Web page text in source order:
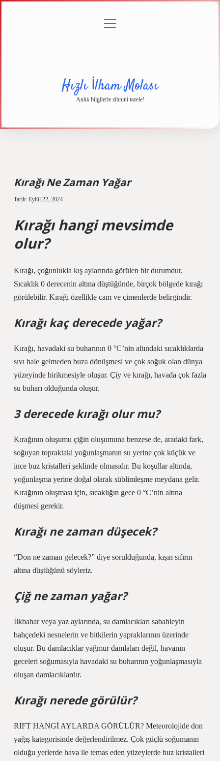
menüyü
Hızlı İlham Molası
Anlık bilgilerle zihnini tazele!
Kırağı Ne Zaman Yağar
Tarih: Eylül 22, 2024
Kırağı hangi mevsimde
olur?
Kırağı, çoğunlukla kış aylarında görülen bir durumdur.
Sıcaklık 0 derecenin altına düştüğünde, birçok bölgede kırağı
görülebilir. Kırağı özellikle cam ve çimenlerde belirgindir.
Kırağı kaç derecede yağar?
Kırağı, havadaki su buharının 0 °C’nin altındaki sıcaklıklarda
sıvı hale gelmeden buza dönüşmesi ve çok soğuk olan dünya
yüzeyinde birikmesiyle oluşur. Çiy ve kırağı, havada çok fazla
su buharı olduğunda oluşur.
3 derecede kırağı olur mu?
Kırağının oluşumu çiğin oluşumuna benzese de, aradaki fark,
soğuyan topraktaki yoğunlaşmanın su yerine çok küçük ve
ince buz kristalleri şeklinde olmasıdır. Bu koşullar altında,
yoğunlaşma yerine doğal olarak süblimleşme meydana gelir.
Kırağının oluşması için, sıcaklığın gece 0 °C’nin altına
düşmesi gerekir.
Kırağı ne zaman düşecek?
“Don ne zaman gelecek?” diye sorulduğunda, kışın sıfırın
altına düştüğünü söyleriz.
Çiğ ne zaman yağar?
İlkbahar veya yaz aylarında, su damlacıkları sabahleyin
bahçedeki nesnelerin ve bitkilerin yapraklarının üzerinde
oluşur. Bu damlacıklar yağmur damlaları değil, havanın
geceleri soğumasıyla havadaki su buharının yoğunlaşmasıyla
oluşan damlacıklardır.
Kırağı nerede görülür?
RIFT HANGİ AYLARDA GÖRÜLÜR? Meteorolojide don
yağış kategorisinde değerlendirilmez. Çok güçlü soğumanın
olduğu yerlerde hava ile temas eden yüzeylerde buz kristalleri